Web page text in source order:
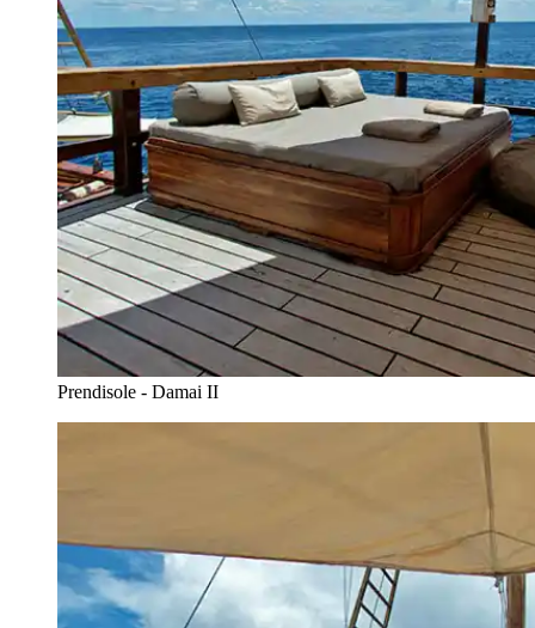
Prendisole - Damai II